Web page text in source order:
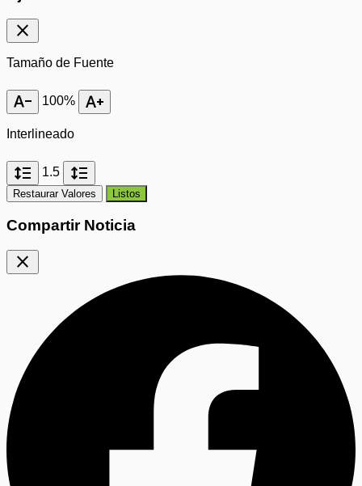
close
Tamaño de Fuente
text_decrease 100% text_increase
Interlineado
format_line_spacing 1.5 format_line_spacing
Restaurar Valores Listos
Compartir Noticia
close